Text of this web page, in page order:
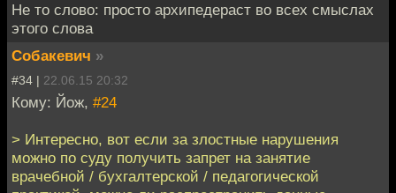
Не то слово: просто архипедераст во всех смыслах
этого слова
Собакевич »
#34 | 22.06.15 20:32
Кому: Йож, #24
> Интересно, вот если за злостные нарушения
можно по суду получить запрет на занятие
врачебной / бухгалтерской / педагогической